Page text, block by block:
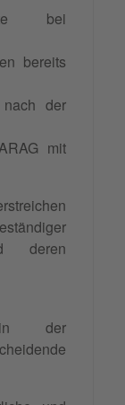
bei
bereits
der
mit
deren
in der